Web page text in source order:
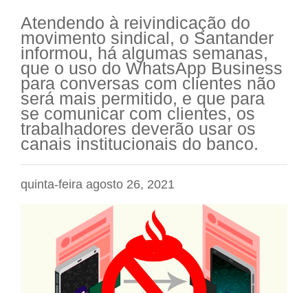
Atendendo à reivindicação do
movimento sindical, o Santander
informou, há algumas semanas,
que o uso do WhatsApp Business
para conversas com clientes não
será mais permitido, e que para
se comunicar com clientes, os
trabalhadores deverão usar os
canais institucionais do banco.
quinta-feira agosto 26, 2021